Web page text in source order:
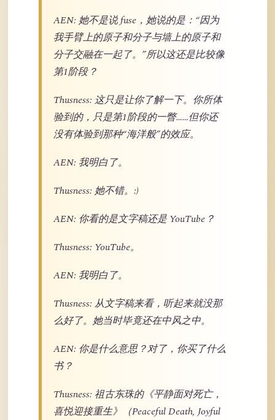
AEN: 她不是说 fuse，她说的是：“因为
我手臂上的原子和分子与墙上的原子和
分子交融在一起了。”所以这还是比较像
第1阶段？
Thusness: 这只是让你了解一下。你所体
验到的，只是第1阶段的一瞥……但你还
没有体验到那种“海洋般”的效应。
AEN: 我明白了。
Thusness: 她不错。:)
AEN: 你看的是文字稿还是 YouTube？
Thusness: YouTube。
AEN: 我明白了。
Thusness: 从文字稿来看，听起来就没那
么好了。她当时毕竟还在中风之中。
AEN: 你是什么意思？对了，你买了什么
书？
Thusness: 祖古东珠的《平静面对死亡，
喜悦迎接重生》（Peaceful Death, Joyful